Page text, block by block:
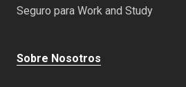
Seguro para Work and Study
Sobre Nosotros